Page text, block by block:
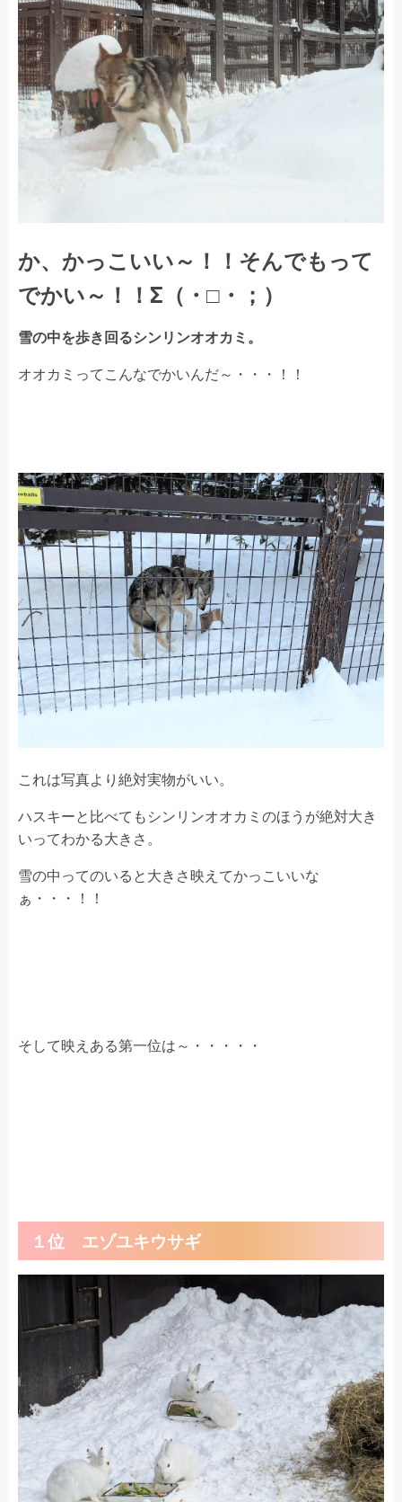
か、かっこいい～！！そんでもって
でかい～！！Σ（・□・；）
雪の中を歩き回るシンリンオオカミ。
オオカミってこんなでかいんだ～・・・！！
これは写真より絶対実物がいい。
ハスキーと比べてもシンリンオオカミのほうが絶対大き
いってわかる大きさ。
雪の中ってのいると大きさ映えてかっこいいな
ぁ・・・！！
そして映えある第一位は～・・・・・
１位 エゾユキウサギ